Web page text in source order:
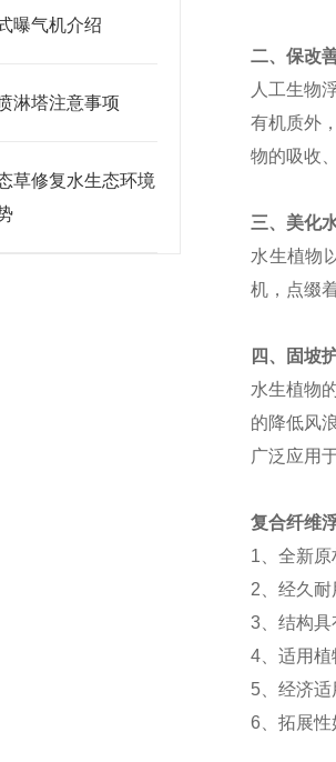
曝气机介绍
淋塔注意事项
草修复水生态环境
二、保改
人工生物
有机质外
物的吸收
三、美化
水生植物
机，点缀
四、固坡
水生植物
的降低风
广泛应用
复合纤维
1、全新
2、经久
3、结构
4、适用
5、经济
6、拓展